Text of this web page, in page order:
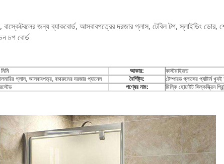
বাস্কেটবলের জন্য ব্যাকবোর্ড, আসবাবপত্রের দরজার গ্লাস, টেবিল টপ, স্লাইডিং
চপ বোর্ড
আকার:
কাস্টমাইজড
গ্লাস, আসবাবপত্র, বাথরুমের দরজার প্যানেল বৈশিষ্ট্য:
টেম্পারড গ্লাসের প্যাটার্ন
পণ্যের নাম: মিল্কি হোয়াইট সিল্কস্ক্রিন